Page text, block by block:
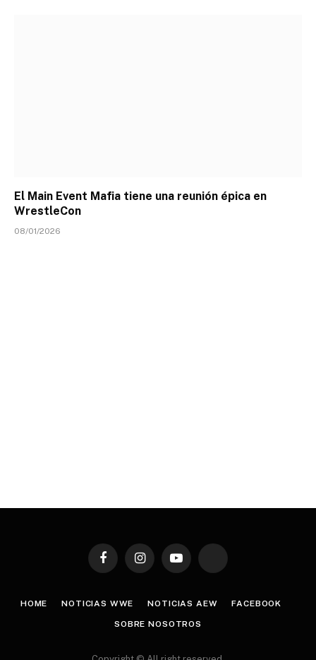
El Main Event Mafia tiene una reunión épica en
WrestleCon
08/01/2026
FacebookInstagramYouTube TikTok
HOME NOTICIAS WWE NOTICIAS AEW FACEBOOK
SOBRE NOSOTROS